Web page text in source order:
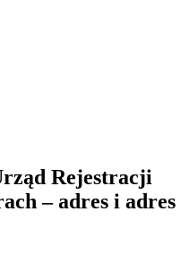
Rejestracji
– adres i adres